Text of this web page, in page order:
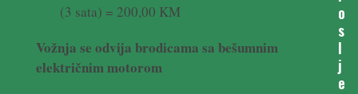
(3 sata) = 200,00 KM
Vožnja se odvija brodicama sa bešumnim
električnim motorom
o
s
l
j
e